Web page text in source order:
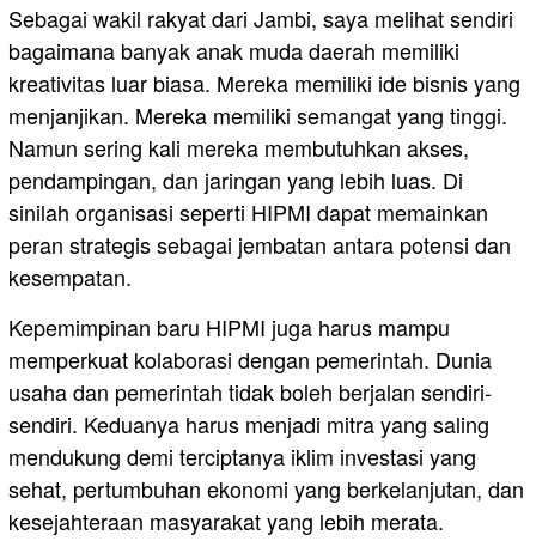
Sebagai wakil rakyat dari Jambi, saya melihat sendiri
bagaimana banyak anak muda daerah memiliki
kreativitas luar biasa. Mereka memiliki ide bisnis yang
menjanjikan. Mereka memiliki semangat yang tinggi.
Namun sering kali mereka membutuhkan akses,
pendampingan, dan jaringan yang lebih luas. Di
sinilah organisasi seperti HIPMI dapat memainkan
peran strategis sebagai jembatan antara potensi dan
kesempatan.
Kepemimpinan baru HIPMI juga harus mampu
memperkuat kolaborasi dengan pemerintah. Dunia
usaha dan pemerintah tidak boleh berjalan sendiri-
sendiri. Keduanya harus menjadi mitra yang saling
mendukung demi terciptanya iklim investasi yang
sehat, pertumbuhan ekonomi yang berkelanjutan, dan
kesejahteraan masyarakat yang lebih merata.